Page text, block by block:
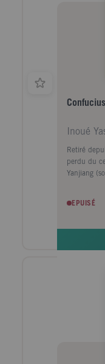
défie tous
Confucius
Inoué
Retiré
perdu du
Yanjiang
Pourquoi
tente de
l'une des
la Chine
1992, à
plus
Ses
Histoire de
a mis
EPUISÉ